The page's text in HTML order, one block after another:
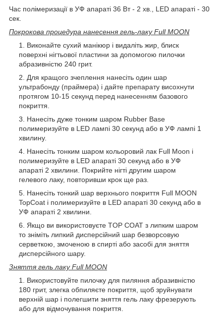
Час полімеризації в УФ апараті 36 Вт - 2 хв., LED апараті - 30
сек.
Покрокова процедура нанесення гель-лаку Full MOON
Виконайте сухий манікюр і видаліть жир, блиск
поверхні нігтьової пластини за допомогою пилочки
абразивністю 240 грит.
Для кращого зчеплення нанесіть один шар
ультрабонду (праймера) і дайте препарату висохнути
протягом 10-15 секунд перед нанесенням базового
покриття.
Нанесіть дуже тонким шаром Rubber Base
полимеризуйте в LED лампі 30 секунд або в УФ лампі 1
хвилину.
Нанесіть тонким шаром кольоровий лак Full Moon і
полимеризуйте в LED апараті 30 секунд або в УФ
апараті 2 хвилини. Покрийте нігті другим шаром
гелевого лаку, повторивши крок ще раз.
Нанесіть тонкий шар верхнього покриття Full MOON
TopCoat і полимеризуйте в LED апараті 30 секунд або в
УФ апараті 2 хвилини.
Якщо ви використовуєте TOP COAT з липким шаром
то зніміть липкий дисперсійний шар безворсовую
серветкою, змоченою в спирті або засобі для зняття
дисперсійного шару.
Зняття гель лаку Full MOON
Використовуйте пилочку для пиляння абразивністю
180 грит, злегка обпиляєте покриття, щоб зруйнувати
верхній шар і полегшити зняття гель лаку фрезерують
або для відмочування покриття.